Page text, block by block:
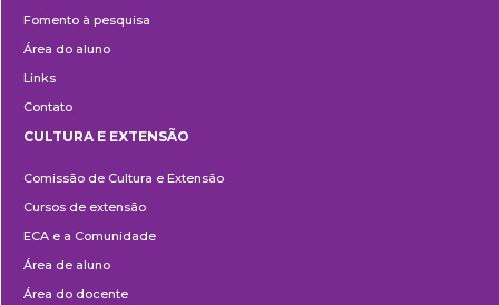
Fomento à pesquisa
Área do aluno
Links
Contato
e
Extensão
CULTURA E EXTENSÃO
Comissão de Cultura e Extensão
Cursos de extensão
ECA e a Comunidade
Área de aluno
Área do docente